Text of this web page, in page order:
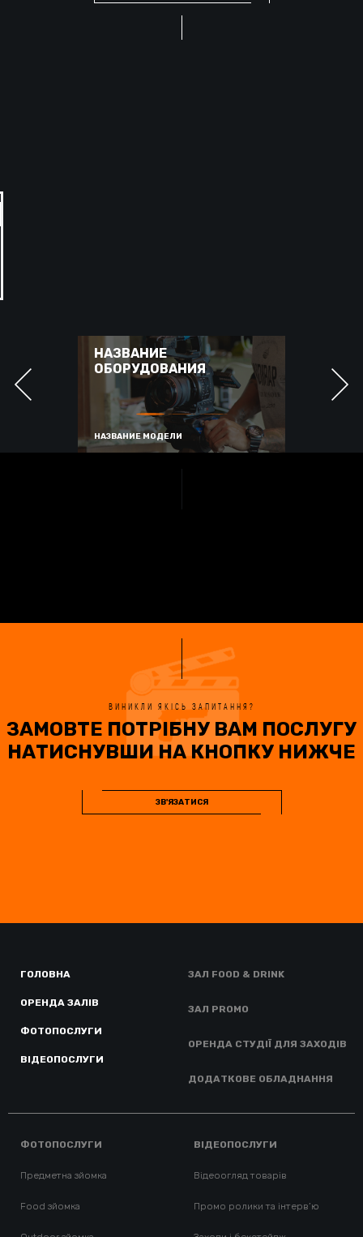
НАЗВАНИЕ
ОБОРУДОВАНИЯ
НАЗВАНИЕ МОДЕЛИ
ВИНИКЛИ ЯКІСЬ ЗАПИТАННЯ?
ЗАМОВТЕ ПОТРІБНУ ВАМ ПОСЛУГУ
НАТИСНУВШИ НА КНОПКУ НИЖЧЕ
ЗВ'ЯЗАТИСЯ
ГОЛОВНА
ОРЕНДА ЗАЛІВ
ФОТОПОСЛУГИ
ВІДЕОПОСЛУГИ
ЗАЛ FOOD & DRINK
ЗАЛ PROMO
ОРЕНДА СТУДІЇ ДЛЯ ЗАХОДІВ
ДОДАТКОВЕ ОБЛАДНАННЯ
ФОТОПОСЛУГИ
Предметна зйомка
Food зйомка
ВІДЕОПОСЛУГИ
Відеоогляд товарів
Промо ролики та інтерв’ю